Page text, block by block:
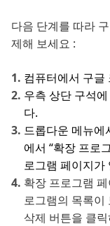
다음 단계를 따라
제해 보세요 :
컴퓨터에서 구글
우측 상단 구석
다.
드롭다운 메뉴에
에서 “확장 프로
로그램 페이지가
확장 프로그램
로그램의 목록이
삭제 버튼을 클